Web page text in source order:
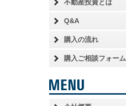
不動産投資とは
Q&A
購入の流れ
購入ご相談フォーム